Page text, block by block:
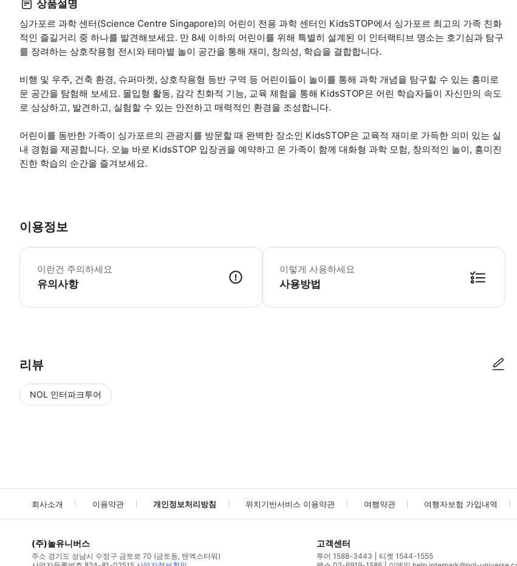
상품설명
싱가포르 과학 센터(Science Centre Singapore)의 어린이 전용 과학 센터인 KidsSTOP에서 싱가포르 최고의 가족 친화
적인 즐길거리 중 하나를 발견해보세요. 만 8세 이하의 어린이를 위해 특별히 설계된 이 인터랙티브 명소는 호기심과 탐구
를 장려하는 상호작용형 전시와 테마별 놀이 공간을 통해 재미, 창의성, 학습을 결합합니다.
비행 및 우주, 건축 환경, 슈퍼마켓, 상호작용형 등반 구역 등 어린이들이 놀이를 통해 과학 개념을 탐구할 수 있는 흥미로
운 공간을 탐험해 보세요. 몰입형 활동, 감각 친화적 기능, 교육 체험을 통해 KidsSTOP은 어린 학습자들이 자신만의 속도
로 상상하고, 발견하고, 실험할 수 있는 안전하고 매력적인 환경을 조성합니다.
어린이를 동반한 가족이 싱가포르의 관광지를 방문할 때 완벽한 장소인 KidsSTOP은 교육적 재미로 가득한 의미 있는 실
내 경험을 제공합니다. 오늘 바로 KidsSTOP 입장권을 예약하고 온 가족이 함께 대화형 과학 모험, 창의적인 놀이, 흥미진
진한 학습의 순간을 즐겨보세요.
이용정보
이런건 주의하세요
유의사항
참고: 2026년 8월 8일부터 10일까지는 이 기간 동안 Science Centre
이렇게 사용하세요
사용방법
리뷰
NOL 인터파크투어
회사소개 이용약관 개인정보처리방침 위치기반서비스 이용약관 여행약관 여행자보험 가입내역
(주)놀유니버스
주소 경기도 성남시 수정구 금토로 70 (금토동, 텐엑스타워)
고객센터
투어 1588-3443
티켓 1544-1555